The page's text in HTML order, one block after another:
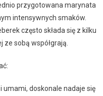
przygotowana marynata
intensywnych smaków.
często składa się z kilku
ze sobą współgrają.
umami, doskonale nadaje się